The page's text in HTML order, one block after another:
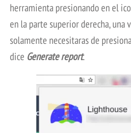
herramienta presionando en el
en la parte superior derecha, una
solamente necesitaras de
dice Generate report.